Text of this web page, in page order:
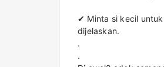
✔ Minta si kecil
dijelaskan.
.
.